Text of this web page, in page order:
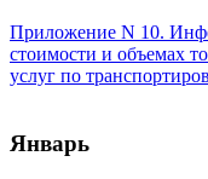
Приложение N 10.
стоимости и объемах
услуг по
Январь